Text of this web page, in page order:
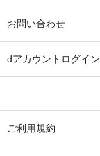
お問い合わせ
dアカウントログイン
ご利用規約